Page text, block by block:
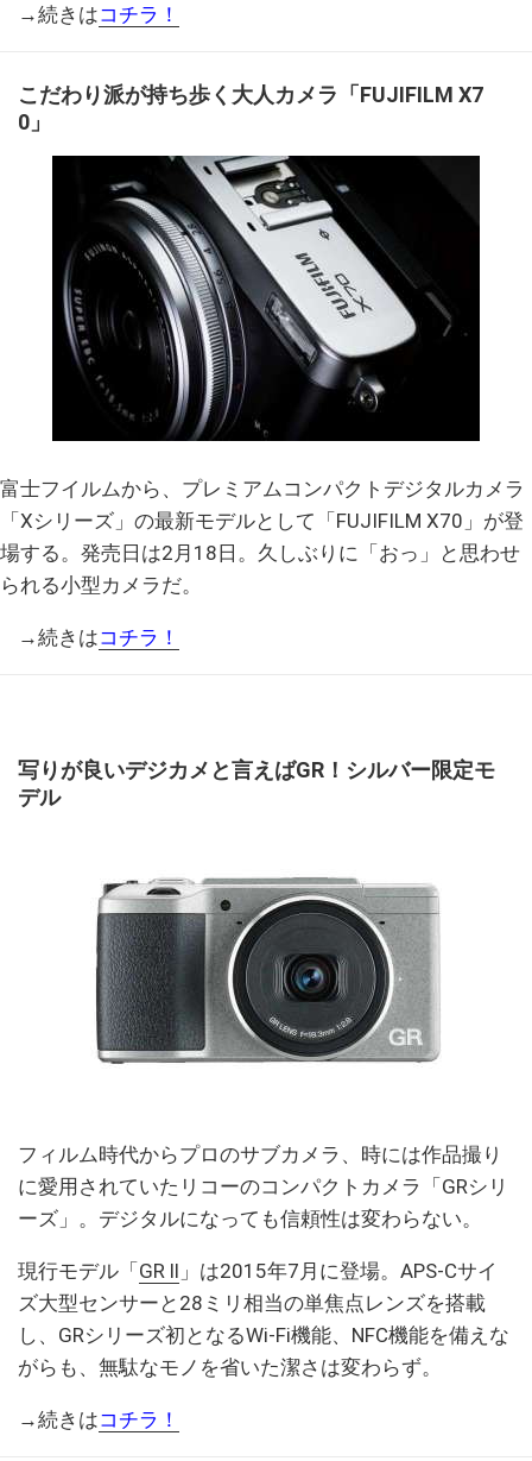
→続きはコチラ！
こだわり派が持ち歩く大人カメラ「FUJIFILM X7
0」
富士フイルムから、プレミアムコンパクトデジタルカメラ
「Xシリーズ」の最新モデルとして「FUJIFILM X70」が登
場する。発売日は2月18日。久しぶりに「おっ」と思わせ
られる小型カメラだ。
→続きはコチラ！
写りが良いデジカメと言えばGR！シルバー限定モ
デル
フィルム時代からプロのサブカメラ、時には作品撮り
に愛用されていたリコーのコンパクトカメラ「GRシリ
ーズ」。デジタルになっても信頼性は変わらない。
現行モデル「GR ll 」は2015年7月に登場。APS-Cサイ
ズ大型センサーと28ミリ相当の単焦点レンズを搭載
し、GRシリーズ初となるWi-Fi機能、NFC機能を備えな
がらも、無駄なモノを省いた潔さは変わらず。
→続きはコチラ！